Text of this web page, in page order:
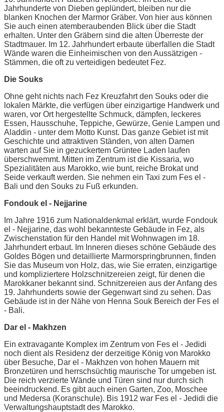
Jahrhunderte von Dieben geplündert, bleiben nur die
blanken Knochen der Marmor Gräber. Von hier aus können
Sie auch einen atemberaubenden Blick über die Stadt
erhalten. Unter den Gräbern sind die alten Überreste der
Stadtmauer. Im 12. Jahrhundert erbaute überfallen die Stadt
Wände waren die Einheimischen von den Aussätzigen -
Stämmen, die oft zu verteidigen bedeutet Fez.
Die Souks
Ohne geht nichts nach Fez Kreuzfahrt den Souks oder die
lokalen Märkte, die verfügen über einzigartige Handwerk und
waren, vor Ort hergestellte Schmuck, dämpfen, leckeres
Essen, Hausschuhe, Teppiche, Gewürze, Genie Lampen und
Aladdin - unter dem Motto Kunst. Das ganze Gebiet ist mit
Geschichte und attraktiven Ständen, von alten Damen
warten auf Sie in gezuckertem Grüntee Laden laufen
überschwemmt. Mitten im Zentrum ist die Kissaria, wo
Spezialitäten aus Marokko, wie bunt, reiche Brokat und
Seide verkauft werden. Sie nehmen ein Taxi zum Fes el -
Bali und den Souks zu Fuß erkunden.
Fondouk el - Nejjarine
Im Jahre 1916 zum Nationaldenkmal erklärt, wurde Fondouk
el - Nejjarine, das wohl bekannteste Gebäude in Fez, als
Zwischenstation für den Handel mit Wohnwagen im 18.
Jahrhundert erbaut. Im Inneren dieses schöne Gebäude des
Goldes Bögen und detaillierte Marmorspringbrunnen, finden
Sie das Museum von Holz, das, wie Sie erraten, einzigartige
und kompliziertere Holzschnitzereien zeigt, für denen die
Marokkaner bekannt sind. Schnitzereien aus der Anfang des
19. Jahrhunderts sowie der Gegenwart sind zu sehen. Das
Gebäude ist in der Nähe von Henna Souk Bereich der Fes el
- Bali.
Dar el - Makhzen
Ein extravagante Komplex im Zentrum von Fes el - Jedidi
noch dient als Residenz der derzeitige König von Marokko
über Besuche, Dar el - Makhzen von hohen Mauern mit
Bronzetüren und herrschsüchtig maurische Tor umgeben ist.
Die reich verzierte Wände und Türen sind nur durch sich
beeindruckend. Es gibt auch einen Garten, Zoo, Moschee
und Medersa (Koranschule). Bis 1912 war Fes el - Jedidi die
Verwaltungshauptstadt des Marokko.